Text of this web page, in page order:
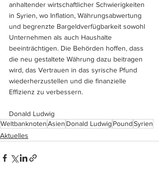
anhaltender wirtschaftlicher Schwierigkeiten
in Syrien, wo Inflation, Währungsabwertung
und begrenzte Bargeldverfügbarkeit sowohl
Unternehmen als auch Haushalte
beeinträchtigen. Die Behörden hoffen, dass
die neu gestaltete Währung dazu beitragen
wird, das Vertrauen in das syrische Pfund
wiederherzustellen und die finanzielle
Effizienz zu verbessern.
Donald Ludwig
WeltbanknotenAsien Donald Ludwig PoundSyrien
Aktuelles